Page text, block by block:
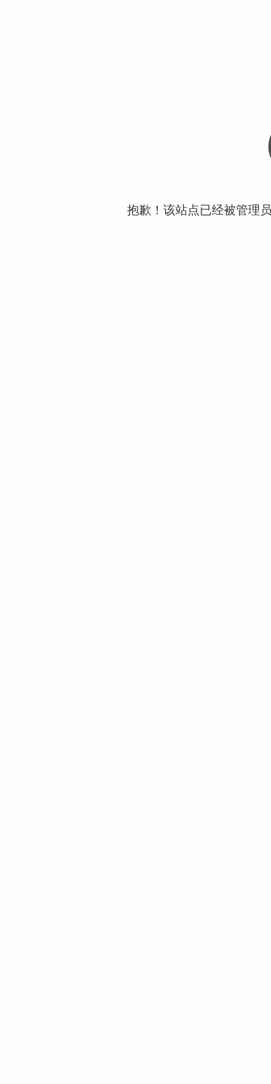
抱歉！该站点已经被管理